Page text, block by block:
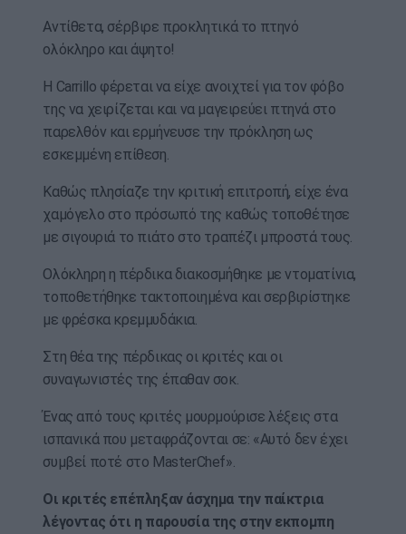
Αντίθετα, σέρβιρε προκλητικά το πτηνό
ολόκληρο και άψητο!
Η Carrillo φέρεται να είχε ανοιχτεί για τον φόβο
της να χειρίζεται και να μαγειρεύει πτηνά στο
παρελθόν και ερμήνευσε την πρόκληση ως
εσκεμμένη επίθεση.
Καθώς πλησίαζε την κριτική επιτροπή, είχε ένα
χαμόγελο στο πρόσωπό της καθώς τοποθέτησε
με σιγουριά το πιάτο στο τραπέζι μπροστά τους.
Ολόκληρη η πέρδικα διακοσμήθηκε με ντοματίνια,
τοποθετήθηκε τακτοποιημένα και σερβιρίστηκε
με φρέσκα κρεμμυδάκια.
Στη θέα της πέρδικας οι κριτές και οι
συναγωνιστές της έπαθαν σοκ.
Ένας από τους κριτές μουρμούρισε λέξεις στα
ισπανικά που μεταφράζονται σε: «Αυτό δεν έχει
συμβεί ποτέ στο MasterChef».
Οι κριτές επέπληξαν άσχημα την παίκτρια
λέγοντας ότι η παρουσία της στην εκπομπη